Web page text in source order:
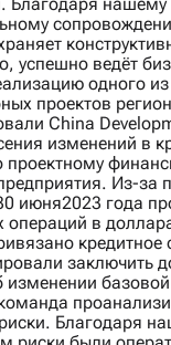
Благодаря нашему
успешно ведёт
одного
проектов
China
изменений в
проектному
Из-за
июня2023 года
операций в
кредитное
заключить
изменении
Благодаря